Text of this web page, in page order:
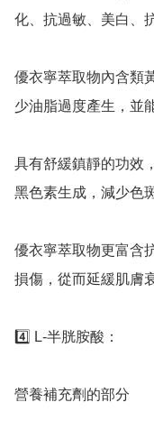
化、抗過敏、美白、
優衣寧萃取物內含類
少油脂過度產生，並
具有舒緩鎮靜的功效
黑色素生成，減少色
優衣寧萃取物更富含
損傷，從而延緩肌膚
4️⃣ L-半胱胺酸：
營養補充劑的部分